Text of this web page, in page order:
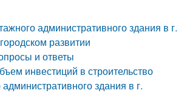
административного здания в г.
развитии
и ответы
инвестиций в строительство
здания в г.